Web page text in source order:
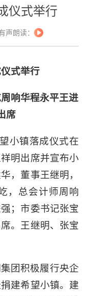
仪式举行
声朗读：
式举行
响华程永平王进
席
小镇落成仪式在
明出席并宣布小
，董事王继明，
，总会计师周响
；市委书记张宝
。王继明、张宝
团积极履行央企
建希望小镇。建